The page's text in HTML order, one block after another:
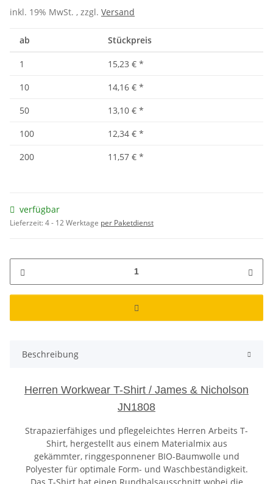
inkl. 19% MwSt. , zzgl. Versand
ab Stückpreis
1 15,23 € *
10
14,16 € *
50
13,10 € *
100
12,34 € *
200
11,57 € *
verfügbar
Lieferzeit:4 - 12 Werktage per Paketdienst
Beschreibung
Herren Workwear T-Shirt / James & Nicholson
JN1808
Strapazierfähiges und pflegeleichtes Herren Arbeits T-
Shirt, hergestellt aus einem Materialmix aus
gekämmter, ringgesponnener BIO-Baumwolle und
Polyester für optimale Form- und Waschbeständigkeit.